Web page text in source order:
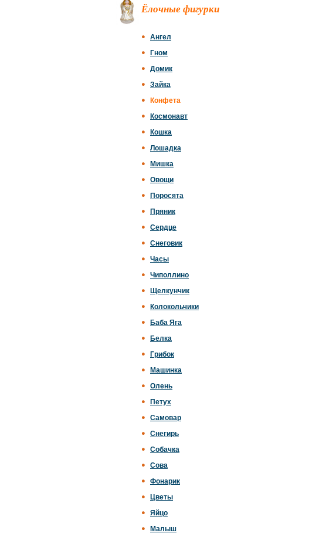
Ёлочные фигурки
Ангел
Гном
Домик
Зайка
Конфета
Космонавт
Кошка
Лошадка
Мишка
Овощи
Поросята
Пряник
Сердце
Снеговик
Часы
Чиполлино
Щелкунчик
Колокольчики
Баба Яга
Белка
Грибок
Машинка
Олень
Петух
Самовар
Снегирь
Собачка
Сова
Фонарик
Цветы
Яйцо
Малыш